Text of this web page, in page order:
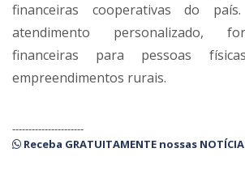
financeiras cooperativas do
atendimento personalizado,
financeiras para pessoas
empreendimentos rurais.
----------------------
Receba GRATUITAMENTE nossas